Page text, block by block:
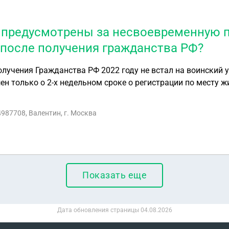
за несвоевременную
получения гражданства РФ?
о 2-х недельном сроке о регистрации по месту
работал официально, но речь о приписном
о необходимости предоставить документы с
Валентин, г. Москва
Показать еще
Дата обновления страницы 04.08.2026